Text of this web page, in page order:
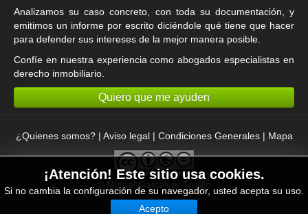
¡Atención! Este sitio usa cookies.
Si no cambia la configuración de su navegador, usted acepta su uso.
Acepto
Analizamos su caso concreto, con toda su documentación, y
emitimos un informe por escrito diciéndole qué tiene que hacer
para defender sus intereses de la mejor manera posible.
Confíe en nuestra experiencia comoabogados especialistas en
derecho inmobiliario
Quiero que me ayuden
¿Quienes somos?| Aviso legal| Condiciones Generales| Mapa